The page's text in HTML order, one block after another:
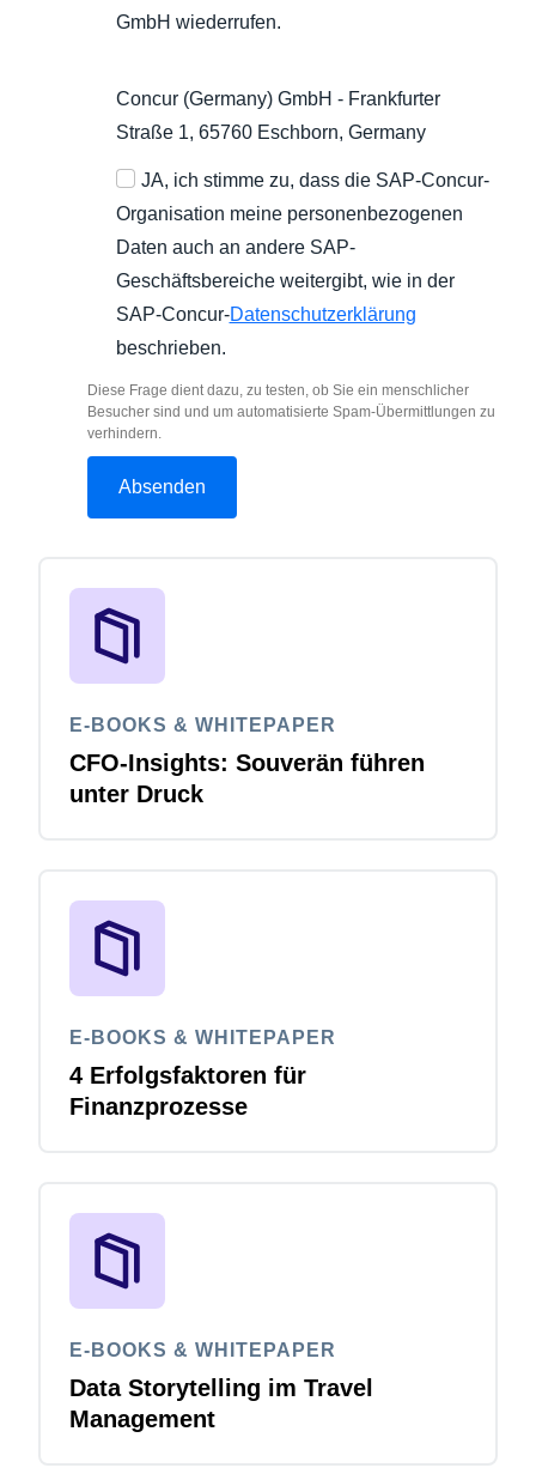
GmbH wiederrufen.
Concur (Germany) GmbH - Frankfurter
Straße 1, 65760 Eschborn, Germany
JA, ich stimme zu, dass die SAP-Concur-
Organisation meine personenbezogenen
Daten auch an andere SAP-
Geschäftsbereiche weitergibt, wie in der
SAP-Concur-Datenschutzerklärung
beschrieben.
Diese Frage dient dazu, zu testen, ob Sie ein menschlicher
Besucher sind und um automatisierte Spam-Übermittlungen zu
verhindern.
E-BOOKS & WHITEPAPER
CFO-Insights: Souverän führen
unter Druck
E-BOOKS & WHITEPAPER
4 Erfolgsfaktoren für
Finanzprozesse
E-BOOKS & WHITEPAPER
Data Storytelling im Travel
Management